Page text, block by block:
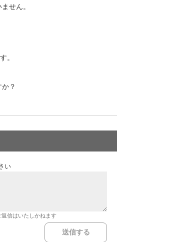
せん。
。
？
い
信はいたしかねます